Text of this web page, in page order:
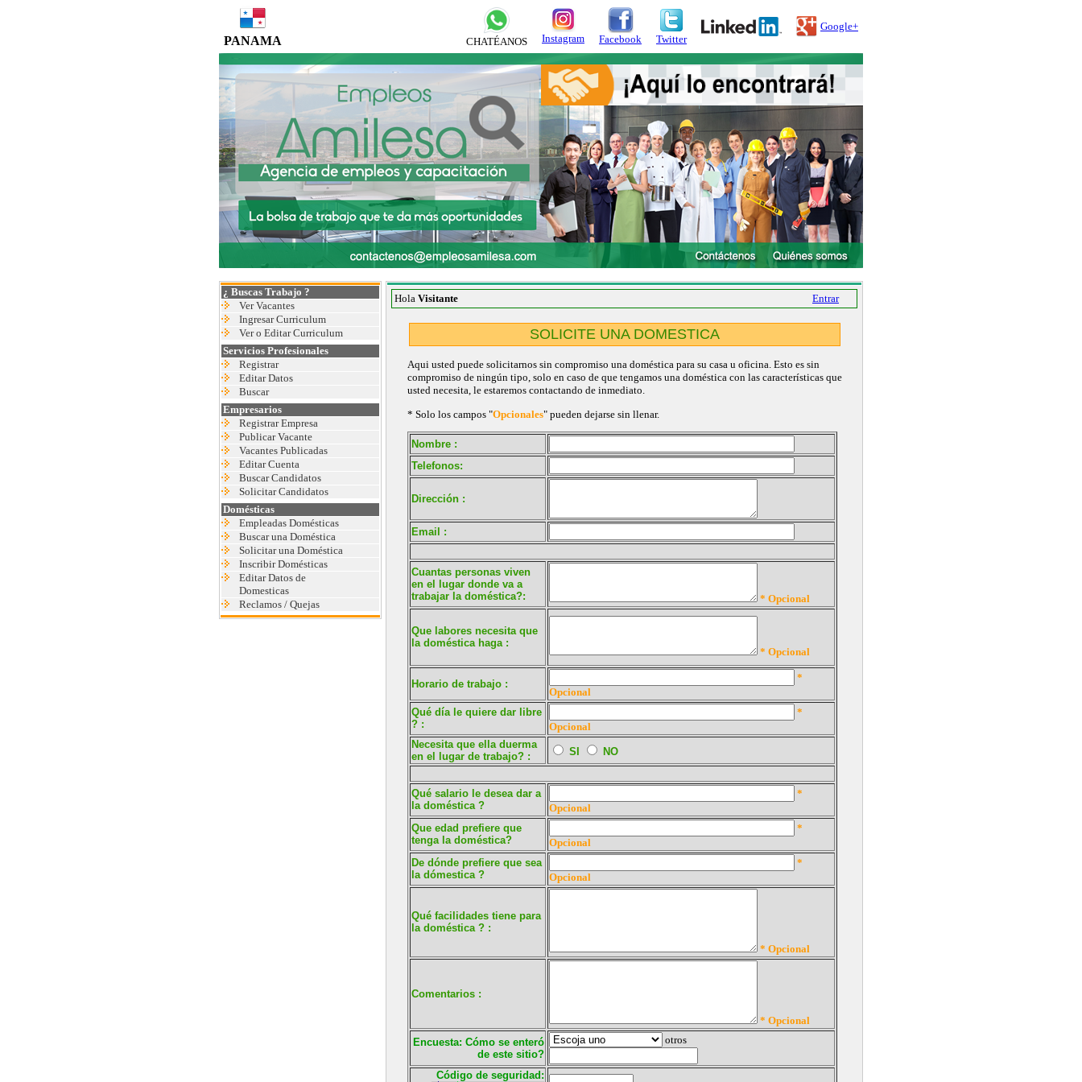
PANAMA CHATÉANOS Instagram Facebook Twitter
Google+
¿ Buscas Trabajo ?
Ver Vacantes
Ingresar Curriculum
Ver o Editar Curriculum
Servicios Profesionales
Registrar
Editar Datos
Buscar
Empresarios
Registrar Empresa
Publicar Vacante
Vacantes Publicadas
Editar Cuenta
Buscar Candidatos
Solicitar Candidatos
Domésticas
Empleadas Domésticas
Buscar una Doméstica
Solicitar una Doméstica
Inscribir Domésticas
Editar Datos de
Domesticas
Reclamos / Quejas
Hola Visitante Entrar
SOLICITE UNA DOMESTICA
Aqui usted puede solicitarnos sin compromiso una doméstica para su casa u oficina. Esto es sin
compromiso de ningún tipo, solo en caso de que tengamos una doméstica con las características que
usted necesita, le estaremos contactando de inmediato.
* Solo los campos "Opcionales" pueden dejarse sin llenar.
Nombre :
Telefonos:
Dirección :
Email :
Cuantas personas viven
en el lugar donde va a
trabajar la doméstica?:
* Opcional
Que labores necesita que
la doméstica haga :
* Opcional
Horario de trabajo :
*
Opcional
Qué día le quiere dar libre
? :
*
Opcional
Necesita que ella duerma
en el lugar de trabajo? :
SI NO
Qué salario le desea dar a
la doméstica ?
*
Opcional
Que edad prefiere que
tenga la doméstica?
*
Opcional
De dónde prefiere que sea
la dómestica ?
*
Opcional
Qué facilidades tiene para
la doméstica ? :
* Opcional
Comentarios :
* Opcional
Encuesta: Cómo se enteró
de este sitio?
otros
Código de seguridad: